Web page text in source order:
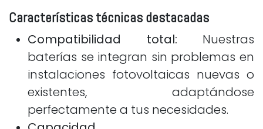
Características técnicas destacadas
Compatibilidad total: Nuestras
baterías se integran sin problemas en
instalaciones fotovoltaicas nuevas o
existentes, adaptándose
perfectamente a tus necesidades.